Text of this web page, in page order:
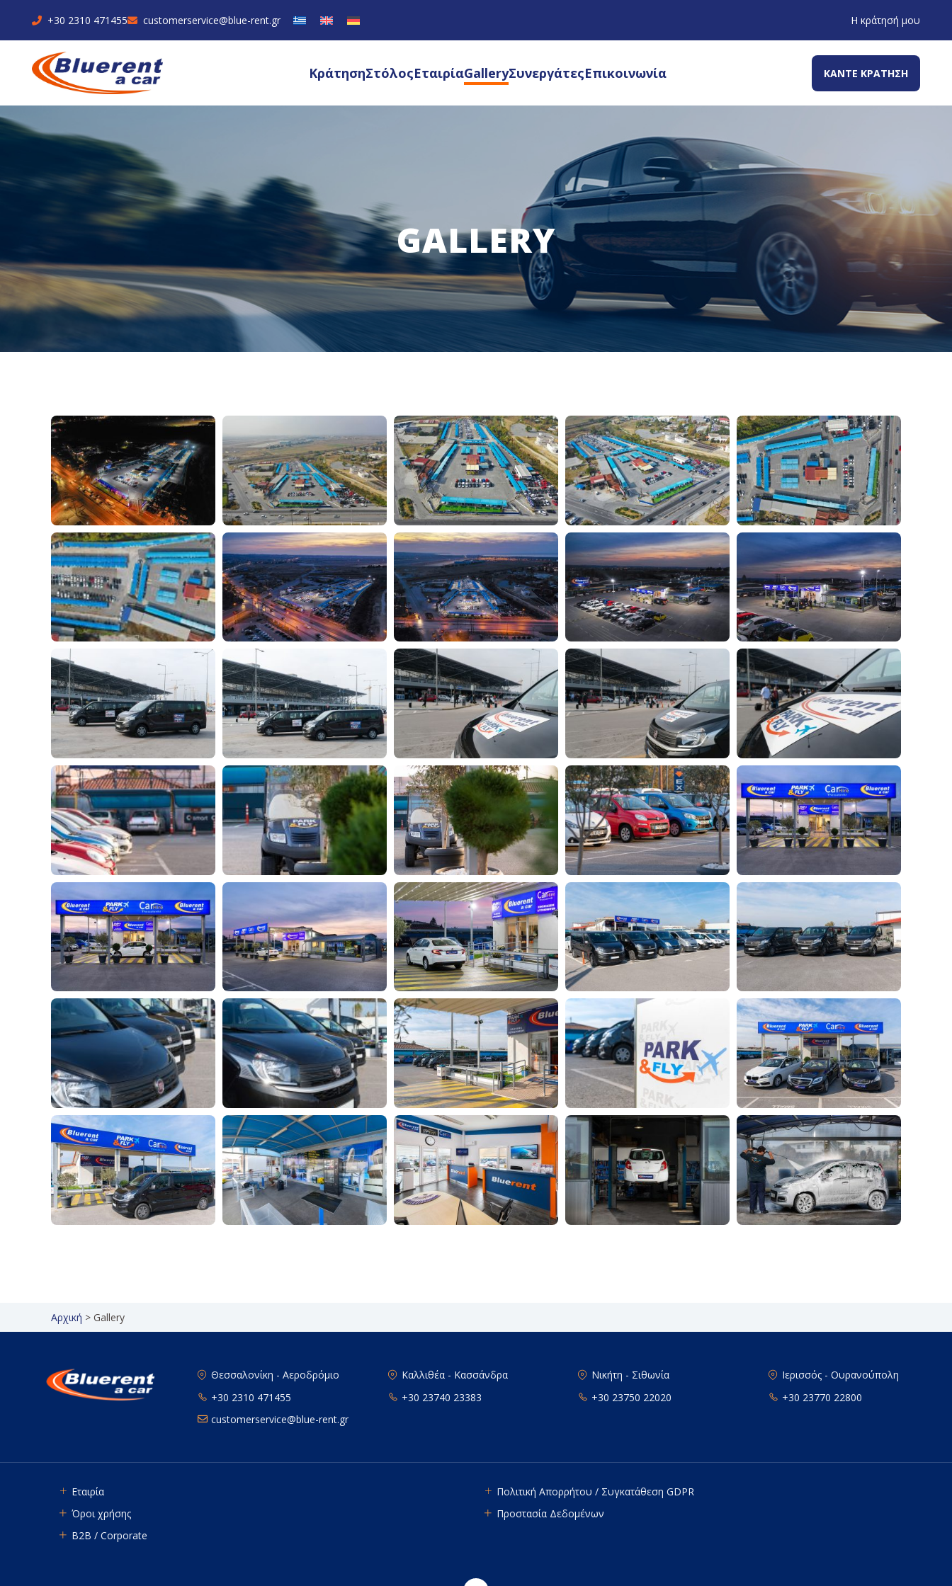
GALLERY
Αρχική > Gallery
Θεσσαλονίκη - Αεροδρόμιο
+30 2310 471455
customerservice@blue-rent.gr
Καλλιθέα - Κασσάνδρα
+30 23740 23383
Νικήτη - Σιθωνία
+30 23750 22020
Ιερισσός - Ουρανούπολη
+30 23770 22800
Εταιρία
Όροι χρήσης
B2B / Corporate
Πολιτική Απορρήτου / Συγκατάθεση GDPR
Προστασία Δεδομένων
+30 2310 471455 customerservice@blue-rent.gr Η κράτησή μου
ΚράτησηΣτόλοςΕταιρίαGalleryΣυνεργάτεςΕπικοινωνία ΚΑΝΤΕ ΚΡΑΤΗΣΗ